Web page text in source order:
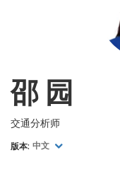
邵 园
交通分析师
版本: 中文